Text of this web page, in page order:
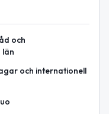
och
och internationell